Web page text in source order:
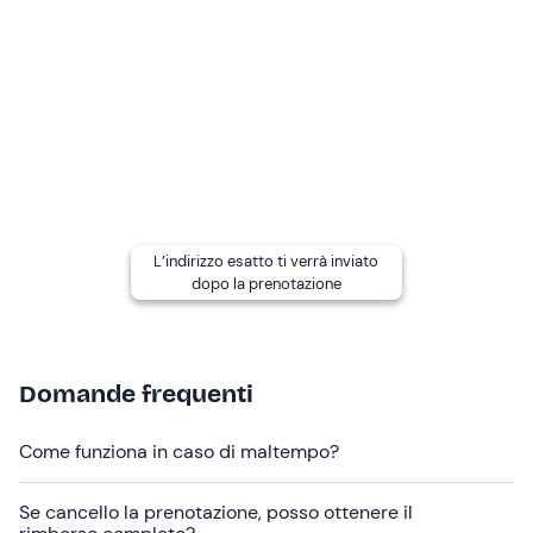
Abbigliamento consigliato
Abbigliamento sportivo stagionale
Giacca a vento
L’indirizzo esatto ti verrà inviato
dopo la prenotazione
Domande frequenti
Come funziona in caso di maltempo?
Se cancello la prenotazione, posso ottenere il